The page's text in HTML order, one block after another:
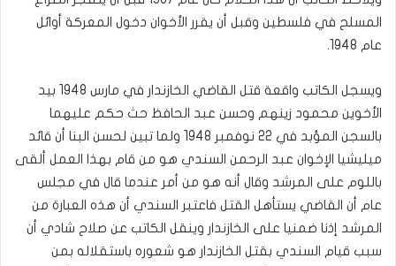
المسلح في فلسطين وقبل أن يقرر الأخوان دخول المعركة أوائل
عام 1948.
ويسجل الكاتب واقعة قتل القاضي الخازندار في مارس 1948 بيد
الأخوين محمود زينهم وحسن عبد الحافظ حث حكم عليهما
بالسجن المؤبد في 22 نوفمبر 1948 ولما تبين لحسن البنا أن قائد
ميليشيا الإخوان عبد الرحمن السندي هو من قام بهذا العمل ألقى
باللوم على المرشد وقال أنه هو من أمر عندما قال في مجلس
عام أن القاضي يستأهل القتل فاعتبر السندي أن هذه العبارة من
المرشد إذنا ضمنيا على الخازندار وينقل الكاتب عن صلاح شادي أن
سبب قيام السندي بقتل الخازندار هو شعوره باستقلاله بمن